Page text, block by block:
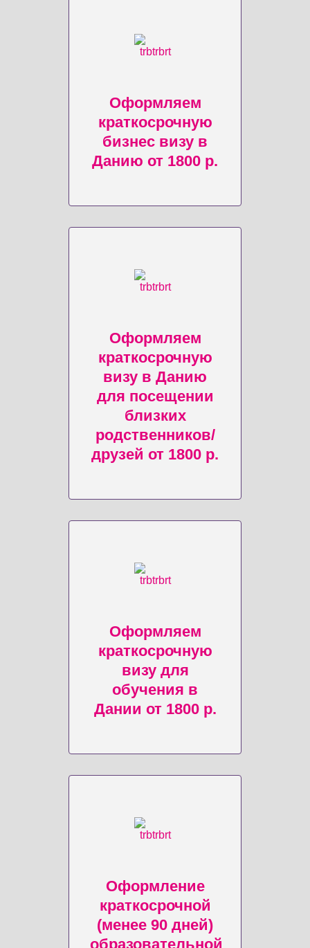
Оформляем
краткосрочную
бизнес визу в
Данию от 1800 р.
Оформляем
краткосрочную
визу в Данию
для посещении
близких
родственников/
друзей от 1800 р.
Оформляем
краткосрочную
визу для
обучения в
Дании от 1800 р.
Оформление
краткосрочной
(менее 90 дней)
образовательной